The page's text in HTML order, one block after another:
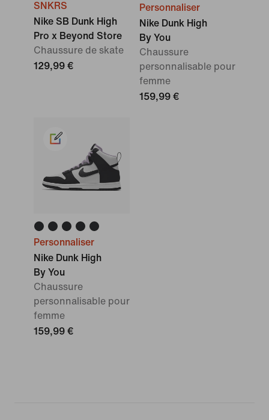
SNKRS
Nike SB Dunk High
Pro x Beyond Store
Chaussure de skate
129,99 €
Personnaliser
Nike Dunk High
By You
Chaussure
personnalisable pour
femme
159,99 €
Personnaliser
Nike Dunk High
By You
Chaussure
personnalisable pour
femme
159,99 €